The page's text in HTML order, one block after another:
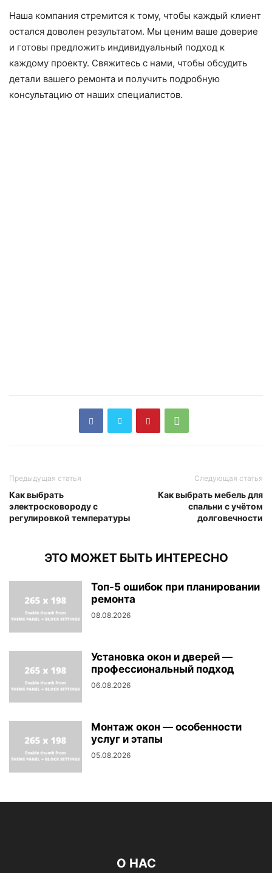
Наша компания стремится к тому, чтобы каждый клиент
остался доволен результатом. Мы ценим ваше доверие
и готовы предложить индивидуальный подход к
каждому проекту. Свяжитесь с нами, чтобы обсудить
детали вашего ремонта и получить подробную
консультацию от наших специалистов.
Предыдущая статья
Как выбрать
электросковороду с
регулировкой температуры
Следующая статья
Как выбрать мебель для
спальни с учётом
долговечности
ЭТО МОЖЕТ БЫТЬ ИНТЕРЕСНО
Топ-5 ошибок при планировании
ремонта
08.08.2026
Установка окон и дверей —
профессиональный подход
06.08.2026
Монтаж окон — особенности
услуг и этапы
05.08.2026
О НАС